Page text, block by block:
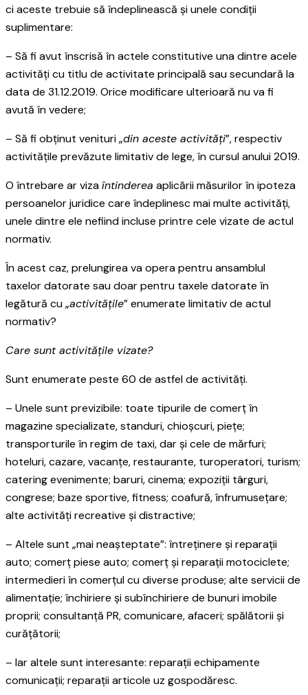
ci aceste trebuie să îndeplinească și unele condiții
suplimentare:
– Să fi avut înscrisă în actele constitutive una dintre acele
activități cu titlu de activitate principală sau secundară la
data de 31.12.2019. Orice modificare ulterioară nu va fi
avută în vedere;
– Să fi obținut venituri „din aceste activități”, respectiv
activitățile prevăzute limitativ de lege, în cursul anului 2019.
O întrebare ar vizaîntinderea aplicării măsurilor în ipoteza
persoanelor juridice care îndeplinesc mai multe activități,
unele dintre ele nefiind incluse printre cele vizate de actul
normativ.
În acest caz, prelungirea va opera pentru ansamblul
taxelor datorate sau doar pentru taxele datorate în
legătură cu „activitățile” enumerate limitativ de actul
normativ?
Care sunt activitățile vizate?
Sunt enumerate peste 60 de astfel de activități.
– Unele sunt previzibile: toate tipurile de comerț în
magazine specializate, standuri, chioșcuri, piețe;
transporturile în regim de taxi, dar și cele de mărfuri;
hoteluri, cazare, vacanțe, restaurante, turoperatori, turism;
catering evenimente; baruri, cinema; expoziții târguri,
congrese; baze sportive, fitness; coafură, înfrumusețare;
alte activități recreative și distractive;
– Altele sunt „mai neașteptate”: întreținere și reparații
auto; comerț piese auto; comerț și reparații motociclete;
intermedieri în comerțul cu diverse produse; alte servicii de
alimentație; închiriere și subînchiriere de bunuri imobile
proprii; consultanță PR, comunicare, afaceri; spălătorii și
curățătorii;
– Iar altele sunt interesante: reparații echipamente
comunicații; reparații articole uz gospodăresc.